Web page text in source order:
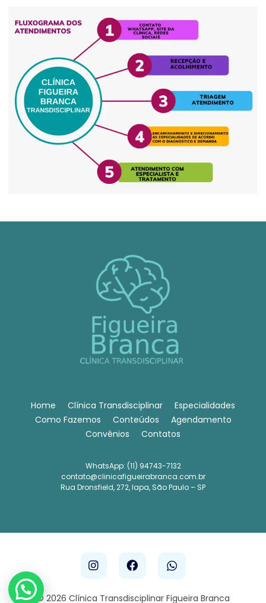
Home Clínica Transdisciplinar
Especialidades
Como Fazemos
Conteúdos
Agendamento
Convênios
Contatos
WhatsApp: (11) 94743-7132
contato@clinicafigueirabranca.com.br
Rua Dronsfield, 272, lapa, São Paulo – SP
© 2026 Clínica Transdisciplinar Figueira Branca